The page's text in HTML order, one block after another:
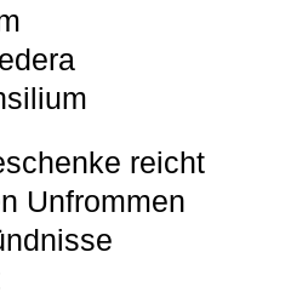
reicht
Unfrommen